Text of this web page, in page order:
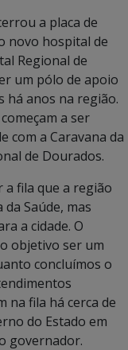
a placa de
novo hospital de
Regional de
um pólo de apoio
há anos na região.
a ser
com a Caravana da
de Dourados.
a fila que a região
Saúde, mas
a cidade. O
objetivo ser um
concluímos o
na fila há cerca de
do Estado em
governador.